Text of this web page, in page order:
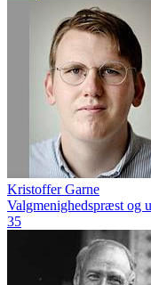
Kristoffer Garne
Valgmenighedspræst og
35